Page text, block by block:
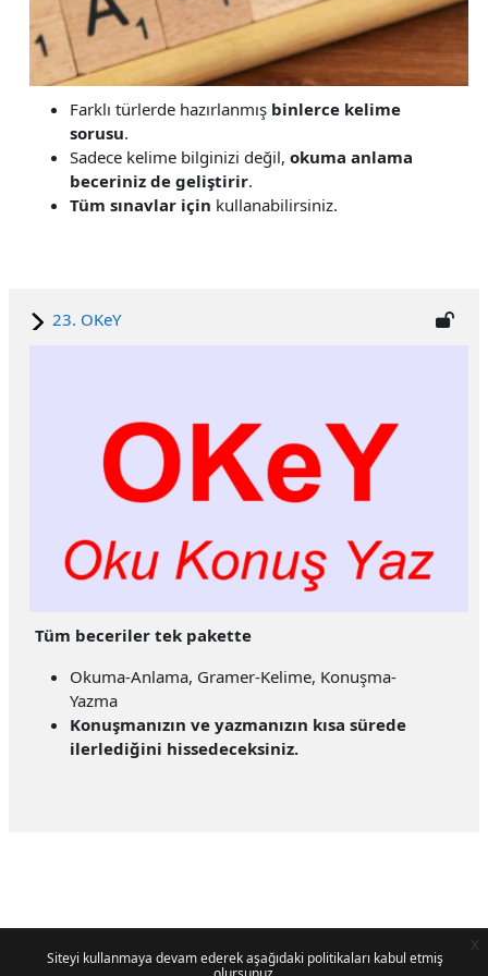
Siteyi kullanmaya devam ederek aşağıdaki politikaları kabul etmiş
x
Farklı türlerde hazırlanmış binlerce kelime
sorusu.
Sadece kelime bilginizi değil,okuma anlama
beceriniz de geliştirir.
Tüm sınavlar için kullanabilirsiniz.
23. OKeY
Tüm beceriler tek pakette
Okuma-Anlama, Gramer-Kelime, Konuşma-
Yazma
Konuşmanızın ve yazmanızın kısa sürede
ilerlediğini hissedeceksiniz.